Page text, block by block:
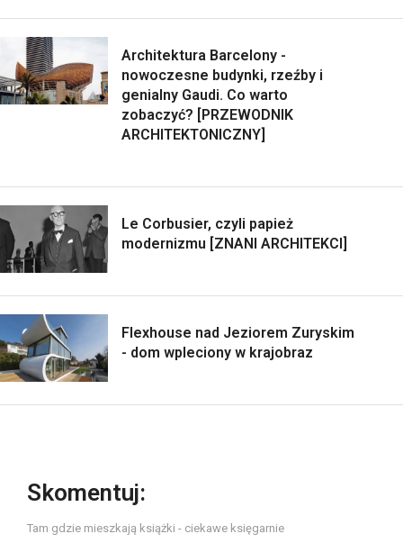
Architektura Barcelony -
nowoczesne budynki, rzeźby i
genialny Gaudi. Co warto
zobaczyć? [PRZEWODNIK
ARCHITEKTONICZNY]
Le Corbusier, czyli papież
modernizmu [ZNANI ARCHITEKCI]
Flexhouse nad Jeziorem Zuryskim
- dom wpleciony w krajobraz
Skomentuj:
Tam gdzie mieszkają książki - ciekawe księgarnie